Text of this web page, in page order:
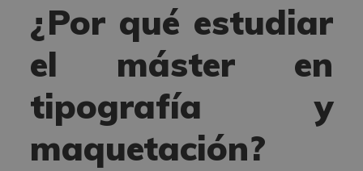
¿Por qué estudiar
el máster en
tipografía y
maquetación?